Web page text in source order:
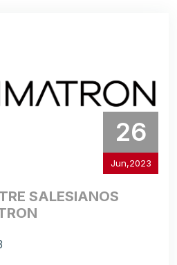
26
Jun,2023
SALESIANOS